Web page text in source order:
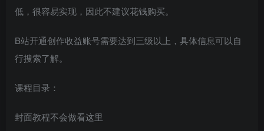
低，很容易实现，因此不建议花钱购买。
B站开通创作收益账号需要达到三级以上，具体信息可以自
行搜索了解。
课程目录：
封面教程不会做看这里